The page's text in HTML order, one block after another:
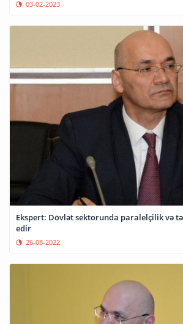
03-02-2023
Ekspert: Dövlət sektorunda paralelçilik və
edir
26-08-2022